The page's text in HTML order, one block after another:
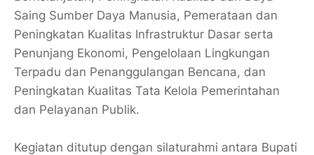
Saing Sumber Daya Manusia, Pemerataan dan
Peningkatan Kualitas Infrastruktur Dasar serta
Penunjang Ekonomi, Pengelolaan Lingkungan
Terpadu dan Penanggulangan Bencana, dan
Peningkatan Kualitas Tata Kelola Pemerintahan
dan Pelayanan Publik.
Kegiatan ditutup dengan silaturahmi antara Bupati